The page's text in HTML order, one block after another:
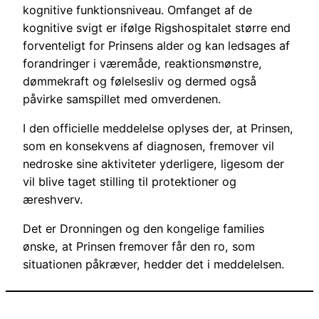
kognitive funktionsniveau. Omfanget af de
kognitive svigt er ifølge Rigshospitalet større end
forventeligt for Prinsens alder og kan ledsages af
forandringer i væremåde, reaktionsmønstre,
dømmekraft og følelsesliv og dermed også
påvirke samspillet med omverdenen.
I den officielle meddelelse oplyses der, at Prinsen,
som en konsekvens af diagnosen, fremover vil
nedroske sine aktiviteter yderligere, ligesom der
vil blive taget stilling til protektioner og
æreshverv.
Det er Dronningen og den kongelige families
ønske, at Prinsen fremover får den ro, som
situationen påkræver, hedder det i meddelelsen.